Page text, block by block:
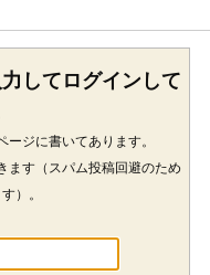
してログインして
ジに書いてあります。
ます（スパム投稿回避のため
）。